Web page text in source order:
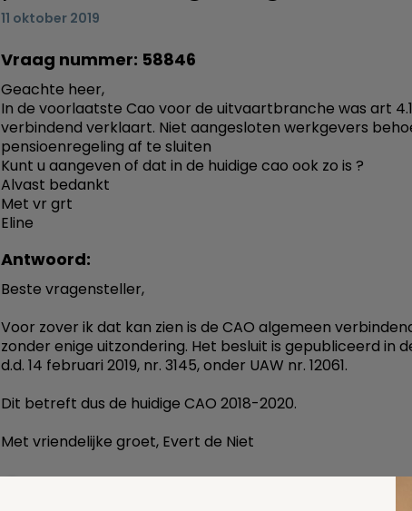
11 oktober 2019
Vraag nummer: 58846
Geachte heer,
In de voorlaatste Cao voor de uitvaartbranche was art
verbindend verklaart. Niet aangesloten werkgevers
pensioenregeling af te sluiten
Kunt u aangeven of dat in de huidige cao ook zo is ?
Alvast bedankt
Met vr grt
Eline
Antwoord:
Beste vragensteller,
Voor zover ik dat kan zien is de CAO algemeen
zonder enige uitzondering. Het besluit is gepubliceerd in
d.d. 14 februari 2019, nr. 3145, onder UAW nr. 12061.
Dit betreft dus de huidige CAO 2018-2020.
Met vriendelijke groet, Evert de Niet